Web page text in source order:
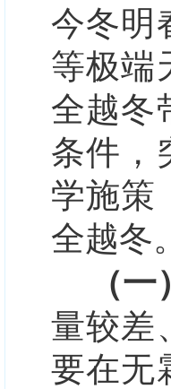
今冬明
等极端
全越冬
条件 ，
学施策
全越冬。
（
量较差
要在无